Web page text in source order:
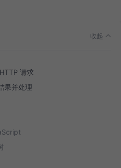
收起
IP 地址
请求
果并处理